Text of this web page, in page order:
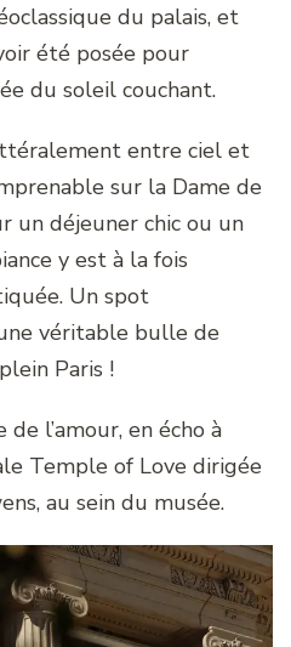
du palais, et
été posée pour
du soleil couchant.
entre ciel et
sur la Dame de
un déjeuner chic ou un
y est à la fois
Un spot
véritable bulle de
Paris !
de l’amour, en écho à
Temple of Love dirigée
au sein du musée.